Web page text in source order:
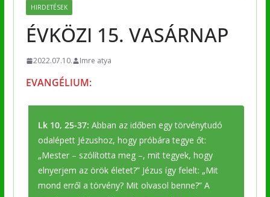
HIRDETÉSEK
ÉVKÖZI 15. VASÁRNAP
2022.07.10. Imre atya
EVANGÉLIUM:
Lk 10, 25-37: Abban az időben egy törvénytudó
odalépett Jézushoz, hogy próbára tegye őt:
„Mester – szólította meg –, mit tegyek, hogy
elnyerjem az örök életet?” Jézus így felelt: „Mit
mond erről a törvény? Mit olvasol benne?” A